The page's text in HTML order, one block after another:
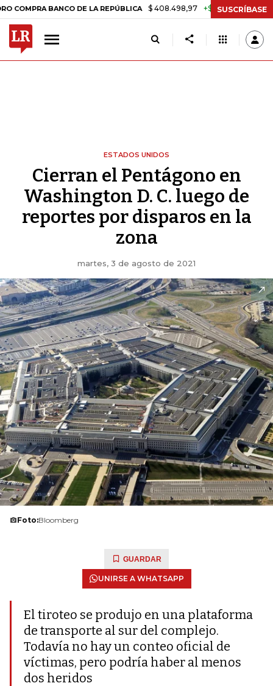
BANCO DE LA REPÚBLICA $ 408.498,97 +$ 8.753,81 +2,19%
SUSCRÍBASE
ESTADOS UNIDOS
Cierran el Pentágono en
Washington D. C. luego de
reportes por disparos en la
zona
martes, 3 de agosto de 2021
Foto:Bloomberg
GUARDAR
UNIRSE A WHATSAPP
El tiroteo se produjo en una plataforma
de transporte al sur del complejo.
Todavía no hay un conteo oficial de
víctimas, pero podría haber al menos
dos heridos